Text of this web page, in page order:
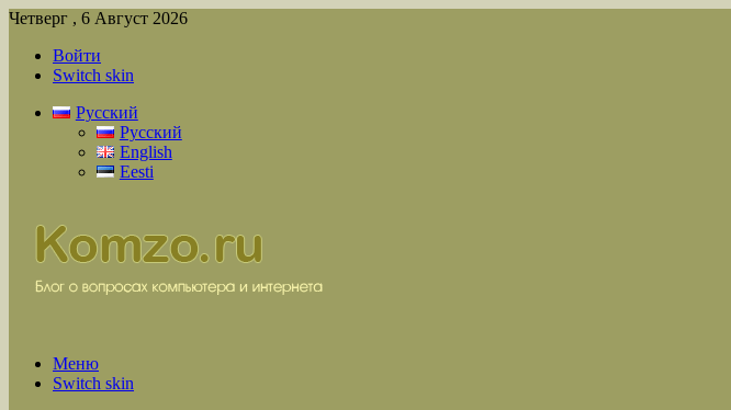
Четверг , 6 Август 2026
Войти
Switch skin
Русский
Русский
English
Eesti
Меню
Switch skin